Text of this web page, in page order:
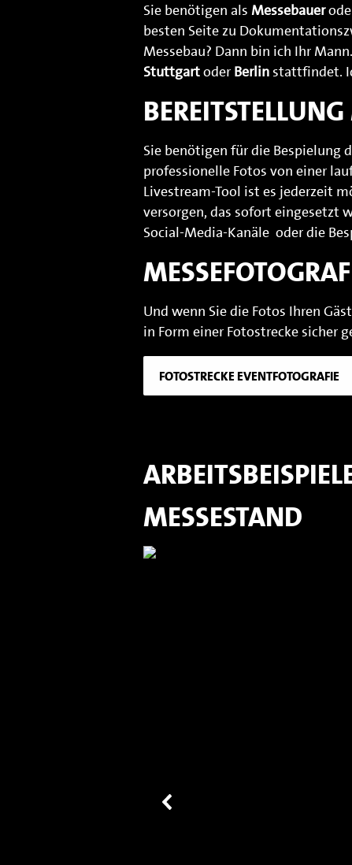
Sie benötigen als Messebauer
besten Seite zu
Messebau? Dann bin ich Ihr
Stuttgartoder Berlin stattfindet.
Sie benötigen für die Bespielung
professionelle Fotos von einer
Livestream-Tool ist es jederzeit
versorgen, das sofort eingesetzt
Social-Media-Kanäle oder die
Und wenn Sie die Fotos Ihren
in Form einer Fotostrecke sicher
FOTOSTRECKE EVENTFOTOGRAFIE
MESSESTAND